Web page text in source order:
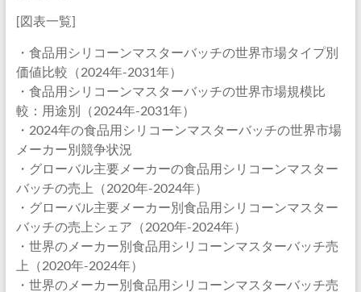
[図表一覧]
・食品用シリコーンマスターバッチの世界市場タイプ別
価値比較（2024年-2031年）
・食品用シリコーンマスターバッチの世界市場規模比
較：用途別（2024年-2031年）
・2024年の食品用シリコーンマスターバッチの世界市場
メーカー別競争状況
・グローバル主要メーカーの食品用シリコーンマスター
バッチの売上（2020年-2024年）
・グローバル主要メーカー別食品用シリコーンマスター
バッチの売上シェア（2020年-2024年）
・世界のメーカー別食品用シリコーンマスターバッチ売
上（2020年-2024年）
・世界のメーカー別食品用シリコーンマスターバッチ売